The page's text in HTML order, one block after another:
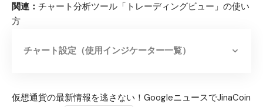
関連： チャート分析ツール「トレーディングビュー」の使い
方
チャート設定（使用インジケーター一覧）
仮想通貨の最新情報を逃さない！GoogleニュースでJinaCoin